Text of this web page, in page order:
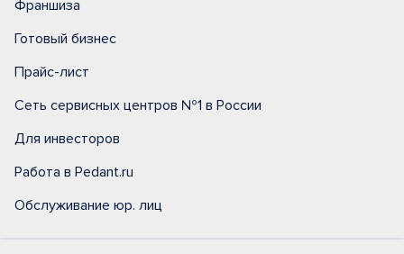
Франшиза
Готовый бизнес
Прайс-лист
Сеть сервисных центров №1 в России
Для инвесторов
Работа в Pedant.ru
Обслуживание юр. лиц